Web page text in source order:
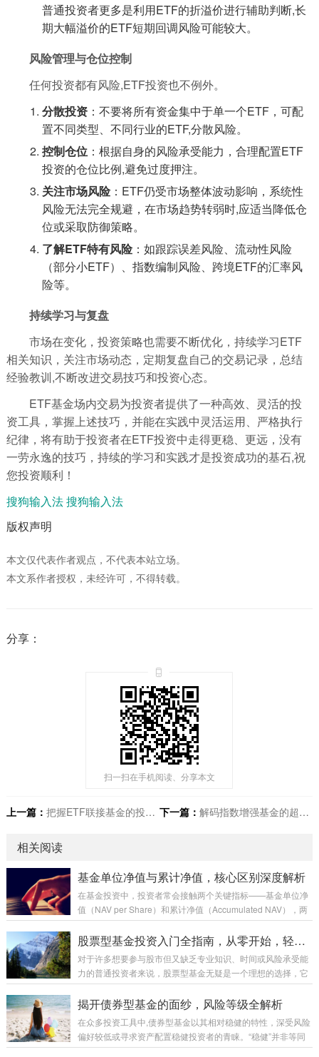
普通投资者更多是利用ETF的折溢价进行辅助判断,长
期大幅溢价的ETF短期回调风险可能较大。
风险管理与仓位控制
任何投资都有风险,ETF投资也不例外。
分散投资：不要将所有资金集中于单一个ETF，可配
置不同类型、不同行业的ETF,分散风险。
控制仓位：根据自身的风险承受能力，合理配置ETF
投资的仓位比例,避免过度押注。
关注市场风险：ETF仍受市场整体波动影响，系统性
风险无法完全规避，在市场趋势转弱时,应适当降低仓
位或采取防御策略。
了解ETF特有风险：如跟踪误差风险、流动性风险
（部分小ETF）、指数编制风险、跨境ETF的汇率风
险等。
持续学习与复盘
市场在变化，投资策略也需要不断优化，持续学习ETF
相关知识，关注市场动态，定期复盘自己的交易记录，总结
经验教训,不断改进交易技巧和投资心态。
ETF基金场内交易为投资者提供了一种高效、灵活的投
资工具，掌握上述技巧，并能在实践中灵活运用、严格执行
纪律，将有助于投资者在ETF投资中走得更稳、更远，没有
一劳永逸的技巧，持续的学习和实践才是投资成功的基石,祝
您投资顺利！
搜狗输入法搜狗输入法
版权声明
本文仅代表作者观点，不代表本站立场。
本文系作者授权，未经许可，不得转载。
分享：
扫一扫在手机阅读、分享本文
上一篇： 把握ETF联接基金的投资优势，便捷高效参与市场新选择 下一篇： 解码指数增强基金的超额收益，从何而来，如何实现？
相关阅读
基金单位净值与累计净值，核心区别深度解析
在基金投资中，投资者常会接触两个关键指标——基金单位净
值（NAV per Share）和累计净值（Accumulated NAV），两
者均以“元”为单位，反映了基金的价值水平，但内涵与用途却
截然不同，理解它们的本质区别，是把握基金业绩、评估投资
四个维度，揭开两者的“神秘面纱”。 先看“单位净值”：基金
的“实时股价” 基金单位净值，是指某一时点上，基金每一份基
易价格...
股票型基金投资入门全指南，从零开始，轻松开启财富增长之旅
对于许多想要参与股市但又缺乏专业知识、时间或风险承受能
力的普通投资者来说，股票型基金无疑是一个理想的选择，它
让投资者能够通过专业基金管理人的运作，间接持有一篮子股
票，从而分散风险，分享经济增长带来的收益，本指南将带你
步。 什么是股票型基金？ 股票型基金是指将基金大部分（通常
80%以上）资产投资于股票市场的基金，其收益主要来源于所
揭开债券型基金的面纱，风险等级全解析
在众多投资工具中,债券型基金以其相对稳健的特性，深受风险
偏好较低或寻求资产配置稳健投资者的青睐。“稳健”并非等同
于“无风险”，债券型基金并非铁板一块，其内部根据投资策